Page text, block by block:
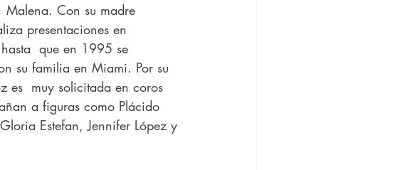
Malena. Con su madre
presentaciones en
que en 1995 se
su familia en Miami. Por su
es  muy solicitada en coros
a figuras como Plácido
Estefan, Jennifer López y